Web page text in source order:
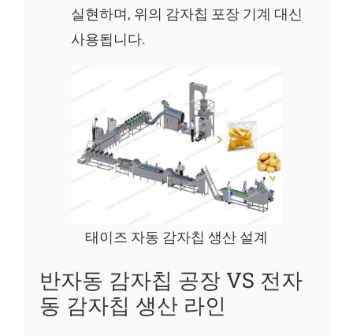
실현하며, 위의 감자칩 포장 기계 대신
사용됩니다.
태이즈 자동 감자칩 생산 설계
반자동 감자칩 공장 VS 전자
동 감자칩 생산 라인